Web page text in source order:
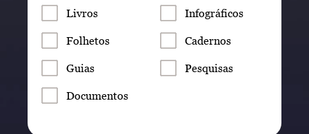
Livros Infográficos
Folhetos Cadernos
Guias Pesquisas
Documentos